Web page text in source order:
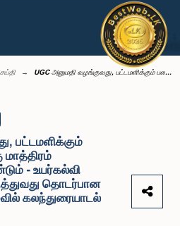
UGC அனுமதி வழங்குவது, பட்டமளிக்கும் பல...
பட்டமளிக்கும்
- உயர்கல்வி
தொடர்பான
கலந்துரையாடல்